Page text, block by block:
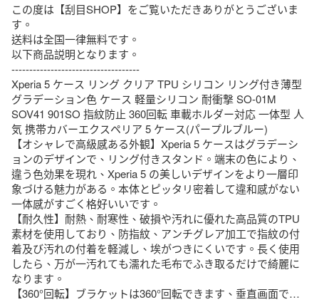
この度は【刮目SHOP】をご覧いただきありがとうございま
す。
送料は全国一律無料です。
以下商品説明となります。
------------------------------------
Xperia 5 ケース リング クリア TPU シリコン リング付き薄型
グラデーション色 ケース 軽量シリコン 耐衝撃 SO-01M
SOV41 901SO 指紋防止 360回転 車載ホルダー対応 一体型 人
気 携帯カバーエクスペリア 5 ケース(パープルブルー)
【オシャレで高級感ある外観】Xperia 5 ケースはグラデーシ
ョンのデザインで、リング付きスタンド。端末の色により、
違う色効果を現れ、Xperia 5 の美しいデザインをより一層印
象づける魅力がある。本体とピッタリ密着して違和感がない
一体感がすごく格好いいです。
【耐久性】耐熱、耐寒性、破損や汚れに優れた高品質のTPU
素材を使用しており、防指紋、アンチグレア加工で指紋の付
着及び汚れの付着を軽減し、埃がつきにくいです。長く使用
したら、万が一汚れても濡れた毛布でふき取るだけで綺麗に
なります。
【360°回転】ブラケットは360°回転できます、垂直画面で小